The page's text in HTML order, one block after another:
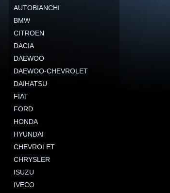
AUTOBIANCHI
BMW
CITROEN
DACIA
DAEWOO
DAEWOO-CHEVROLET
DAIHATSU
FIAT
FORD
HONDA
HYUNDAI
CHEVROLET
CHRYSLER
ISUZU
IVECO